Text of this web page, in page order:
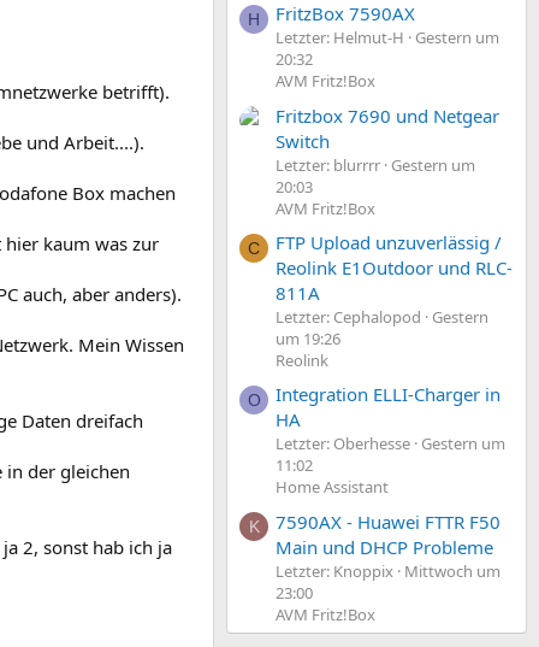
betrifft).
und Arbeit....).
Box machen
hier kaum was zur
auch, aber anders).
Mein Wissen
Daten dreifach
in der gleichen
2, sonst hab ich ja
H FritzBox 7590AX
Letzter: Helmut-H
Gestern um
20:32
AVM Fritz!Box
Fritzbox 7690 und Netgear
Switch
Letzter: blurrrr Gestern um
20:03
AVM Fritz!Box
C
FTP Upload unzuverlässig /
Reolink E1Outdoor und RLC-
811A
Letzter: Cephalopod
Gestern
um 19:26
Reolink
O
Integration ELLI-Charger in
HA
Letzter: Oberhesse Gestern um
11:02
Home Assistant
K
7590AX - Huawei FTTR F50
Main und DHCP Probleme
Letzter: Knoppix
Mittwoch um
23:00
AVM Fritz!Box